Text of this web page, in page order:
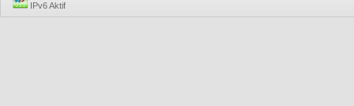
IPv6 Aktif